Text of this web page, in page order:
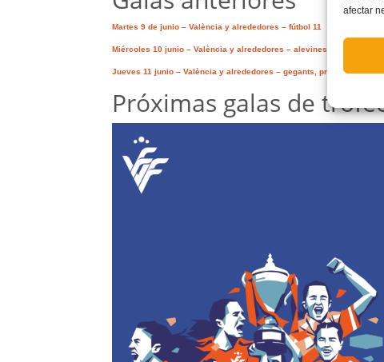
afectar
Martes 9 de junio – València y alrededores – fútbol 11
Miércoles 10 junio – València y alrededores – alevines
Jueves 11 junio – València y alrededores – gegants, prebenjamines y
Próximas galas de